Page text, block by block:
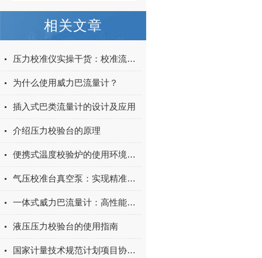
相关文章
压力校准仪实操干货：校准流程、零点校准方法与常见误差排除，新手也能上手
为什么使用威力巴流量计？
插入式巴类流量计的设计及应用
介绍压力校验台的原理
便携式温度校验炉的使用环境要求
气压校准台真空泵：实现精准气压控制，推动科研与工业检测的高效发展
一体式威力巴流量计：高性能的流量测量解决方案
液压压力校验台的使用指南
国家计量技术规范计划项目协调会